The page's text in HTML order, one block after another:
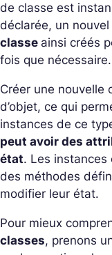
de classe est
déclarée, un
classe ainsi créés
fois que nécessaire.
Créer une nouvelle
d’objet, ce qui
instances de ce
peut avoir des
état. Les instances
des méthodes
modifier leur état.
Pour mieux
classes, prenons